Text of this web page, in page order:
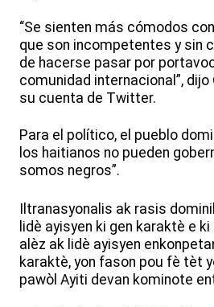
“Se sienten más cómodos
que son incompetentes y sin
de hacerse pasar por
comunidad internacional”, dijo
su cuenta de Twitter.
Para el político, el pueblo
los haitianos no pueden
somos negros”.
Iltranasyonalis ak rasis
lidè ayisyen ki gen karaktè e
alèz ak lidè ayisyen
karaktè, yon fason pou fè tèt
pawòl Ayiti devan kominote